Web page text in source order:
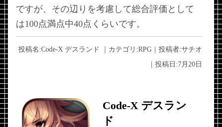
ですが、その辺りを考慮して総合評価として
は100点満点中40点くらいです。
投稿名:Code-X デスランド ｜カテゴリ:RPG｜投稿者:サチオ
｜投稿日:7月20日
Code-X デスラン
ド